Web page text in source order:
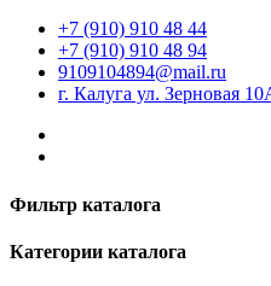
+7 (910) 910 48 44
+7 (910) 910 48 94
9109104894@mail.ru
г. Калуга ул. Зерновая
Фильтр каталога
Категории каталога